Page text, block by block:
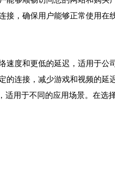
，确保用户能够正常使用在
度和更低的延迟，适用于公
连接，减少游戏和视频的延
适用于不同的应用场景。在